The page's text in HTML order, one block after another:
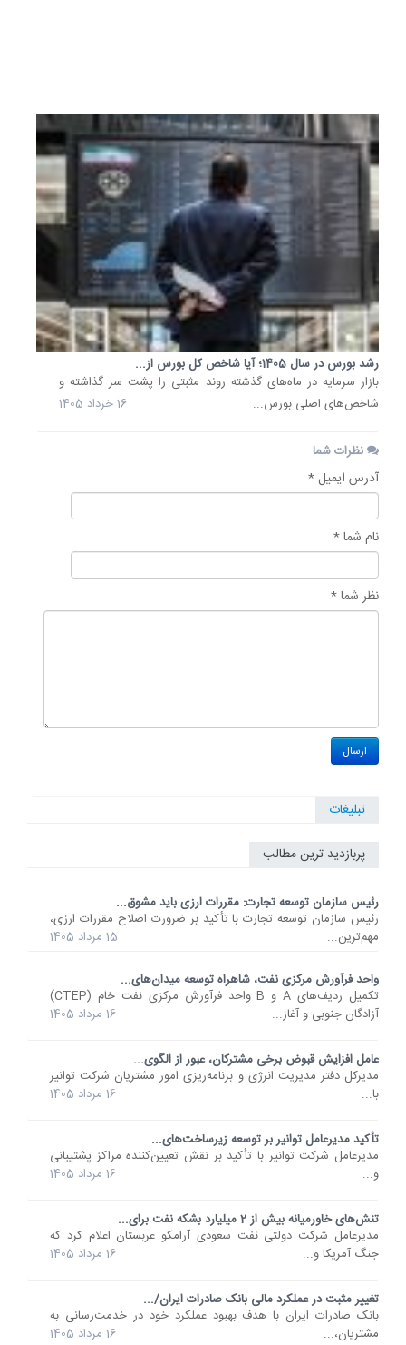
رشد بورس در سال 1405؛ آیا شاخص کل بورس از...
بازار سرمایه در ماه‌های گذشته روند مثبتی را پشت سر گذاشته و
شاخص‌های اصلی بورس...
16 خرداد 1405
نظرات شما
آدرس ایمیل *
نام شما *
نظر شما *
تبلیغات
پربازدید ترین مطالب
رئیس سازمان توسعه تجارت: مقررات ارزی باید مشوق...
رئیس سازمان توسعه تجارت با تأکید بر ضرورت اصلاح مقررات ارزی،
مهم‌ترین...
15 مرداد 1405
واحد فرآورش مرکزی نفت، شاهراه توسعه میدان‌های...
تکمیل ردیف‌های A و B واحد فرآورش مرکزی نفت خام (CTEP)
آزادگان جنوبی و آغاز...
16 مرداد 1405
عامل افزایش قبوض برخی مشترکان، عبور از الگوی...
مدیرکل دفتر مدیریت انرژی و برنامه‌ریزی امور مشتریان شرکت توانیر
با...
16 مرداد 1405
تأکید مدیرعامل توانیر بر توسعه زیرساخت‌های...
مدیرعامل شرکت توانیر با تأکید بر نقش تعیین‌کننده مراکز پشتیبانی
و...
16 مرداد 1405
تنش‌های خاورمیانه بیش از 2 میلیارد بشکه نفت برای...
مدیرعامل شرکت دولتی نفت سعودی آرامکو عربستان اعلام کرد که
جنگ آمریکا و...
16 مرداد 1405
تغییر مثبت در عملکرد مالی بانک صادرات ایران/...
​بانک صادرات ایران با هدف بهبود عملکرد خود در خدمت‌رسانی به
مشتریان،...
16 مرداد 1405